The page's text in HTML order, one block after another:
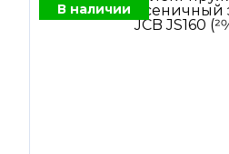
В наличии